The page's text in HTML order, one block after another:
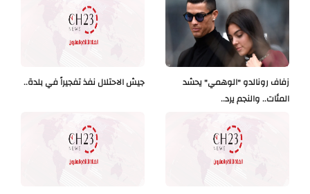
جيش الاحتلال نفذ تفجيراً في بلدة..
زفاف رونالدو "الوهمي" يحشد
المئات.. والنجم يرد..